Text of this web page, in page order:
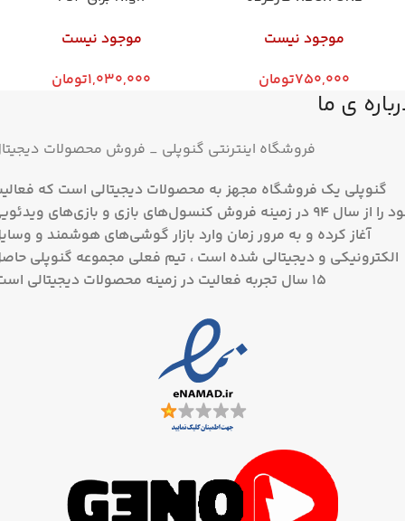
موجود نیست
750,000تومان
موجود نیست
1,030,000تومان
ی ما
فروشگاه اینترنتی گنوپلی _ فروش محصولات
گنوپلی یک فروشگاه مجهز به محصولات دیجیتالی است که
خود را از سال 94 در زمینه فروش کنسول‌های بازی و بازی‌های
آغاز کرده و به مرور زمان وارد بازار گوشی‌های هوشمند و
الکترونیکی و دیجیتالی شده است ، تیم فعلی مجموعه گنوپلی
15 سال تجربه فعالیت در زمینه محصولات دیجیتالی است.